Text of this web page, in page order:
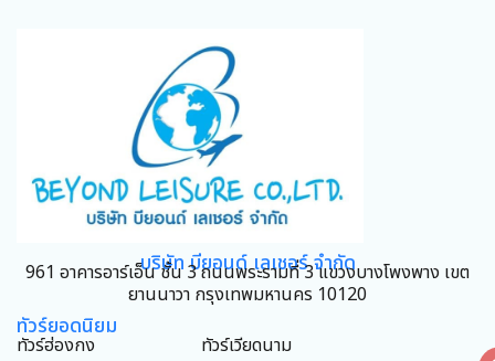
บริษัท บียอนด์ เลเชอร์ จำกัด
961 อาคารอาร์เอ็น ชั้น 3 ถนนพระรามที่ 3 แขวงบางโพงพาง เขต
ยานนาวา กรุงเทพมหานคร 10120
ทัวร์ยอดนิยม
ทัวร์ฮ่องกง
ทัวร์เวียดนาม